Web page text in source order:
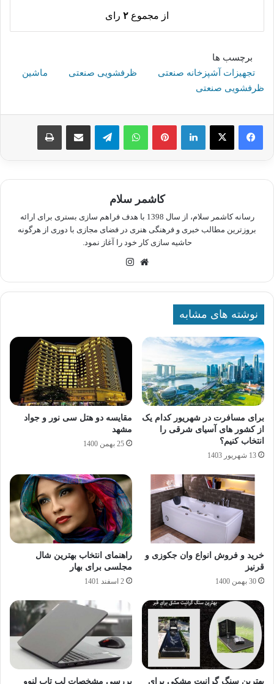
از مجموع ۲ رای
برچسب ها
تجهیزات آشپزخانه صنعتی
ظرفشویی صنعتی
ماشین
ظرفشویی صنعتی
لینکدین پینترستواتس آپ تلگرام اشتراک گذاری از طریق ایمیل چاپ
کاشمر سلام
رسانه کاشمر سلام، از سال 1398 با هدف فراهم سازی بستری برای ارائه
بروزترین مطالب خبری و فرهنگی هنری در فضای مجازی با دوری از هرگونه
حاشیه سازی کار خود را آغاز نمود.
وبسایت
نوشته های مشابه
برای مسافرت در شهریور کدام یک
از کشور های آسیای شرقی را
انتخاب کنیم؟
13 شهریور 1403
مقایسه دو هتل سی نور و جواد
مشهد
25 بهمن 1400
خرید و فروش انواع وان جکوزی و
قرنیز
30 بهمن 1400
راهنمای انتخاب بهترین شال
مجلسی برای بهار
2 اسفند 1401
بهترین سنگ گرانیت مشکی برای بررسی مشخصات لپ تاپ لنوو